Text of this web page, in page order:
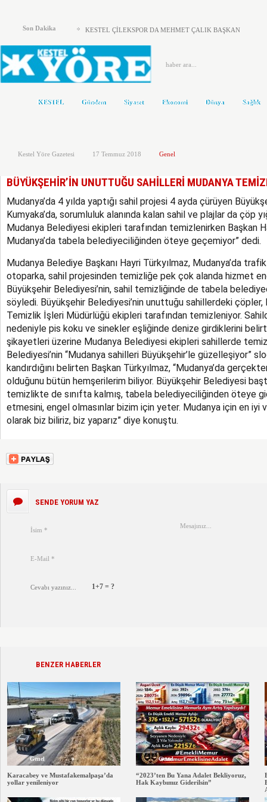
Son Dakika KESTEL ÇİLEKSPOR DA MEHMET ÇALIK BAŞKAN
Kestel’de Eğitim Caddesi baştan sona yenilendi
Türkiye Yeni Bir siyasi Dönemin Eşiğinde
Karacabey ve Mustafakemalpaşa’da yollar yenileniyor
Kestel’in Yetiştirdiği Gümrük Müşavirleri
MHP’DE AHMET ERASLAN GÜVEN TAZELEDİ
KESTEL Gündem Siyaset Ekonomi Dünya Sağlık
Kestel Yöre Gazetesi 17 Temmuz 2018 Genel
BÜYÜKŞEHİR’İN UNUTTUĞU SAHİLLERİ MUDANYA
Mudanya’da 4 yılda yaptığı sahil projesi 4 ayda çürüyen
Kumyaka’da, sorumluluk alanında kalan sahil ve plajlar da çöp
Mudanya Belediyesi ekipleri tarafından temizlenirken Başkan
Mudanya’da tabela belediyeciliğinden öteye geçemiyor” dedi.
Mudanya Belediye Başkanı Hayri Türkyılmaz, Mudanya’da
otoparka, sahil projesinden temizliğe pek çok alanda hizmet
Büyükşehir Belediyesi’nin, sahil temizliğinde de tabela
söyledi. Büyükşehir Belediyesi’nin unuttuğu sahillerdeki
Temizlik İşleri Müdürlüğü ekipleri tarafından temizleniyor.
nedeniyle pis koku ve sinekler eşliğinde denize girdiklerini
şikayetleri üzerine Mudanya Belediyesi ekipleri sahillerde
Belediyesi’nin “Mudanya sahilleri Büyükşehir’le güzelleşiyor”
kandırdığını belirten Başkan Türkyılmaz, “Mudanya’da
olduğunu bütün hemşerilerim biliyor. Büyükşehir Belediyesi
temizlikte de sınıfta kalmış, tabela belediyeciliğinden öteye
etmesini, engel olmasınlar bizim için yeter. Mudanya için en iyi
olarak biz biliriz, biz yaparız” diye konuştu.
SENDE YORUM YAZ
1+7 = ?
BENZER HABERLER
Genel
Karacabey ve Mustafakemalpaşa’da
yollar yenileniyor
Genel
“2023’ten Bu Yana Adalet Bekliyoruz,
Hak Kaybımız Giderilsin”